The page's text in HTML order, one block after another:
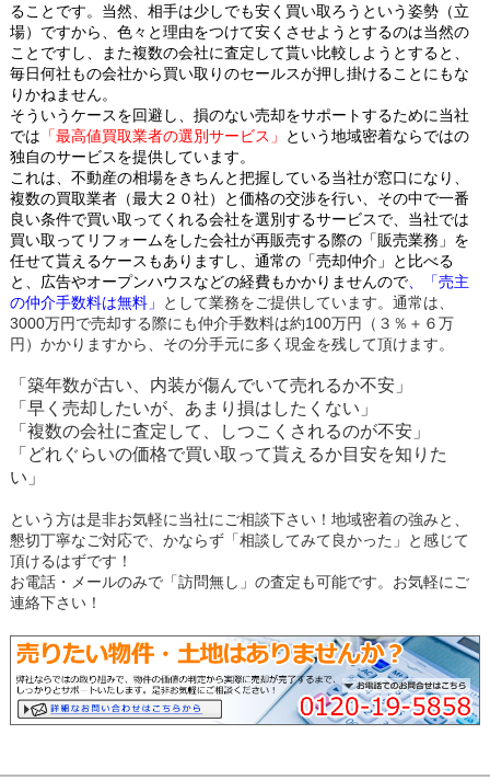
ることです。当然、相手は少しでも安く買い取ろうという姿勢（立
場）ですから、色々と理由をつけて安くさせようとするのは当然の
ことですし、また複数の会社に査定して貰い比較しようとすると、
毎日何社もの会社から買い取りのセールスが押し掛けることにもな
りかねません。
そういうケースを回避し、損のない売却をサポートするために当社
では 「最高値買取業者の選別サービス」
という地域密着ならではの
独自のサービスを提供しています。
これは、不動産の相場をきちんと把握している当社が窓口になり、
複数の買取業者（最大２０社）と価格の交渉を行い、その中で一番
良い条件で買い取ってくれる会社を選別するサービスで、当社では
買い取ってリフォームをした会社が再販売する際の「販売業務」を
任せて貰えるケースもありますし、通常の「売却仲介」と比べる
と、広告やオープンハウスなどの経費もかかりませんので、「売主
の仲介手数料は無料」
として業務をご提供しています。通常は、
3000万円で売却する際にも仲介手数料は約100万円（３％＋６万
円）かかりますから、その分手元に多く現金を残して頂けます。
「築年数が古い、内装が傷んでいて売れるか不安」
「早く売却したいが、あまり損はしたくない」
「複数の会社に査定して、しつこくされるのが不安」
「どれぐらいの価格で買い取って貰えるか目安を知りた
い」
という方は是非お気軽に当社にご相談下さい！地域密着の強みと、
懇切丁寧なご対応で、かならず「相談してみて良かった」と感じて
頂けるはずです！
お電話・メールのみで「訪問無し」の査定も可能です。お気軽にご
連絡下さい！